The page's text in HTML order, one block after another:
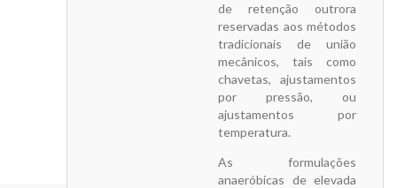
de retenção outrora
reservadas aos métodos
tradicionais de união
mecânicos, tais como
chavetas, ajustamentos
por pressão, ou
ajustamentos por
temperatura.
As formulações
anaeróbicas de elevada